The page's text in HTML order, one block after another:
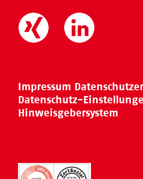
Impressum
Datenschutz-
Hinweisgebersystem